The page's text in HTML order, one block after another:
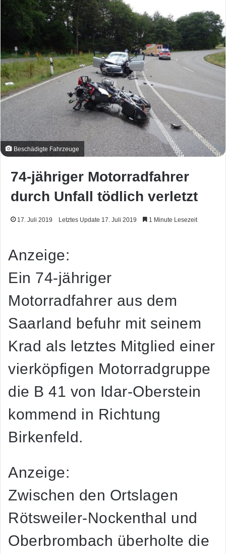
Beschädigte Fahrzeuge
74-jähriger Motorradfahrer
durch Unfall tödlich verletzt
17. Juli 2019 Letztes Update 17. Juli 2019 1 Minute Lesezeit
Anzeige:
Ein 74-jähriger
Motorradfahrer aus dem
Saarland befuhr mit seinem
Krad als letztes Mitglied einer
vierköpfigen Motorradgruppe
die B 41 von Idar-Oberstein
kommend in Richtung
Birkenfeld.
Anzeige:
Zwischen den Ortslagen
Rötsweiler-Nockenthal und
Oberbrombach überholte die